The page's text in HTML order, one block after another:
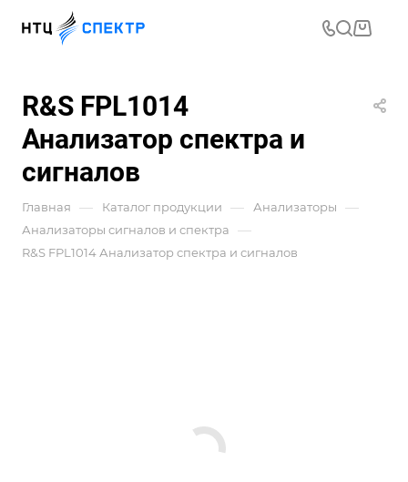
R&S FPL1014
Анализатор спектра и
сигналов
Главная — Каталог продукции — Анализаторы —
Анализаторы сигналов и спектра —
R&S FPL1014 Анализатор спектра и сигналов